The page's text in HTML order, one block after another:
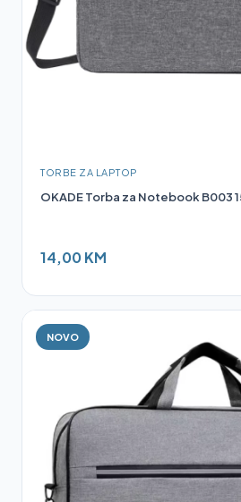
TORBE ZA LAPTOP
OKADE Torba za Notebook B003
14,00 KM
NOVO